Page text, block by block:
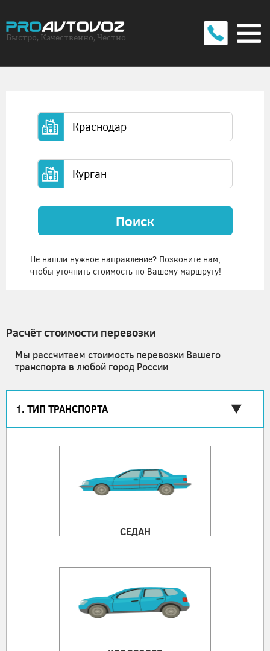
Быстро, Качественно, Честно
Поиск
Не нашли нужное направление? Позвоните нам,
чтобы уточнить стоимость по Вашему маршруту!
Расчёт стоимости перевозки
Мы рассчитаем стоимость перевозки Вашего
транспорта в любой город России
1. ТИП ТРАНСПОРТА
СЕДАН